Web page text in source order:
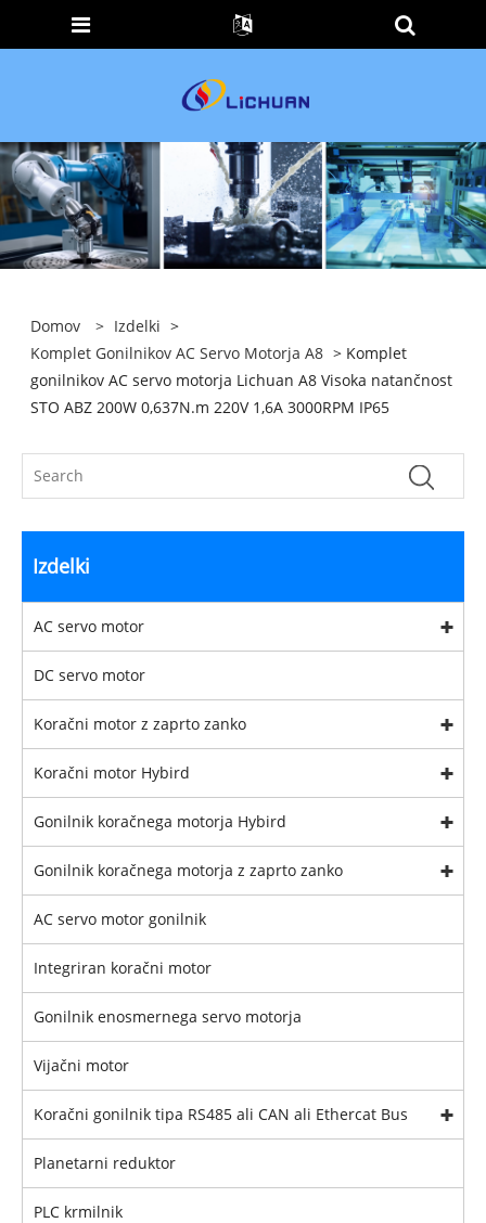
Domov > Izdelki >
Komplet Gonilnikov AC Servo Motorja A8 > Komplet
gonilnikov AC servo motorja Lichuan A8 Visoka natančnost
STO ABZ 200W 0,637N.m 220V 1,6A 3000RPM IP65
Izdelki
AC servo motor
DC servo motor
Koračni motor z zaprto zanko
Koračni motor Hybird
Gonilnik koračnega motorja Hybird
Gonilnik koračnega motorja z zaprto zanko
AC servo motor gonilnik
Integriran koračni motor
Gonilnik enosmernega servo motorja
Vijačni motor
Koračni gonilnik tipa RS485 ali CAN ali Ethercat Bus
Planetarni reduktor
PLC krmilnik